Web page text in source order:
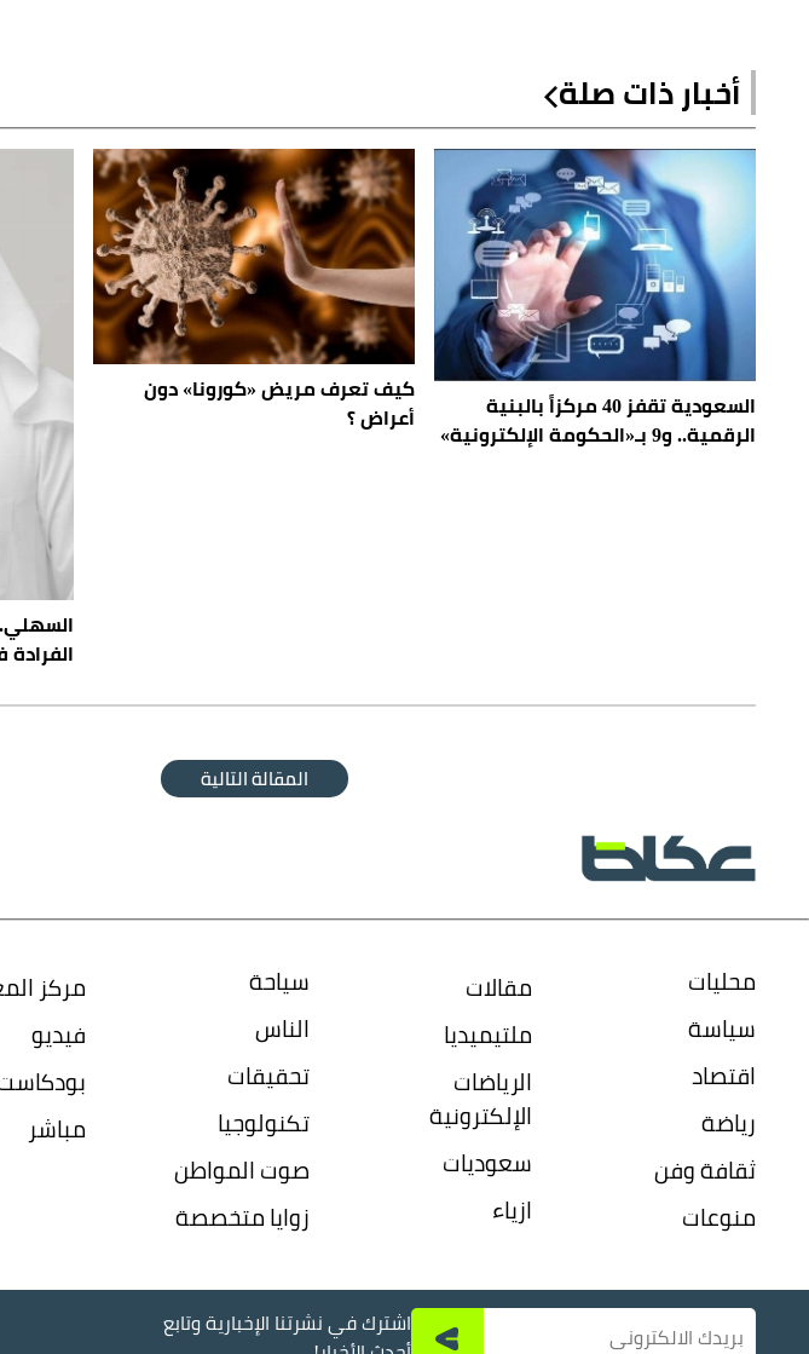
أخبار ذات صلة
السعودية تقفز 40 مركزاً بالبنية
الرقمية.. و9 بـ«الحكومة الإلكترونية»
كيف تعرف مريض «كورونا» دون
أعراض ؟
المقالة التالية
محليات
سياسة
اقتصاد
رياضة
ثقافة وفن
منوعات
مقالات
ملتيميديا
الرياضات
الإلكترونية
سعوديات
ازياء
سياحة
الناس
تحقيقات
تكنولوجيا
صوت المواطن
زوايا متخصصة
مركز
فيديو
مباشر
اشترك في نشرتنا الإخبارية وتابع